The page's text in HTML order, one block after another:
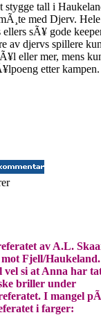
stygge tall i
med Djerv.
sÃ¥ gode
av djervs spillere
eller mer, mens
etter
av A.L.
mot Fjell/Haukeland.
vel si at Anna har
briller under
I mangel
i farger: